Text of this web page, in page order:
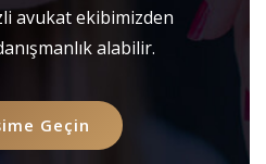
avukat ekibimizden
alabilir.
Geçin